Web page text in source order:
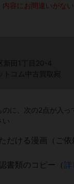
内容にお間違いがな
新田1丁目20-4
トコム中古買取宛
に、次の2点が入っ
い
だける漫画（ご依
書類のコピー（ 詳